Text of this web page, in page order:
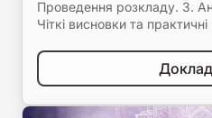
Проведення розкладу. 3.
Чіткі висновки та